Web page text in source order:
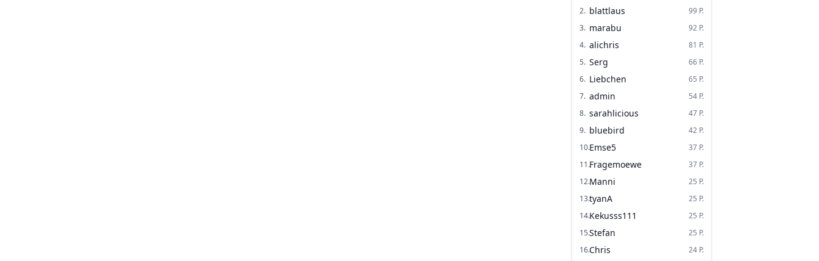
2. blattlaus 99 P.
3. marabu 92 P.
4. alichris 81 P.
5. Serg 66 P.
6. Liebchen 65 P.
7. admin 54 P.
8. sarahlicious 47 P.
9. bluebird 42 P.
10.Emse5 37 P.
11.Fragemoewe 37 P.
12.Manni 25 P.
13.tyanA 25 P.
14.Kekusss111 25 P.
15.Stefan 25 P.
16.Chris 24 P.